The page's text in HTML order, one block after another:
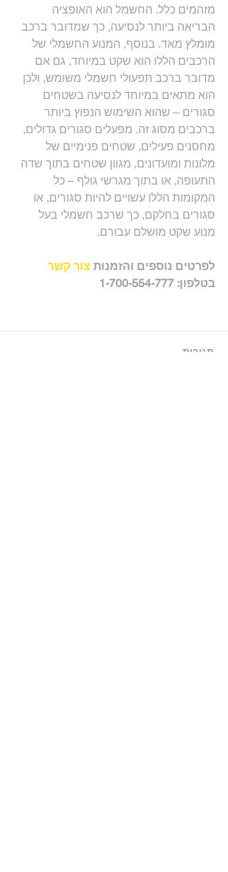
מזהמים כלל. החשמל הוא האופציה
הבריאה ביותר לנסיעה, כך שמדובר ברכב
מומלץ מאד. בנוסף, המנוע החשמלי של
הרכבים הללו הוא שקט במיוחד, גם אם
מדובר ברכב תפעולי חשמלי משומש, ולכן
הוא מתאים במיוחד לנסיעה בשטחים
סגורים – שהוא השימוש הנפוץ ביותר
ברכבים מסוג זה. מפעלים סגורים גדולים,
מחסנים פעילים, שטחים פנימיים של
מלונות ומועדונים, מגוון שטחים בתוך שדה
התעופה, או בתוך מגרשי גולף – כל
המקומות הללו עשויים להיות סגורים, או
סגורים בחלקם, כך שרכב חשמלי בעל
מנוע שקט מושלם עבורם.
לפרטים נוספים והזמנות צור קשר
בטלפון: 1-700-554-777
תגובות